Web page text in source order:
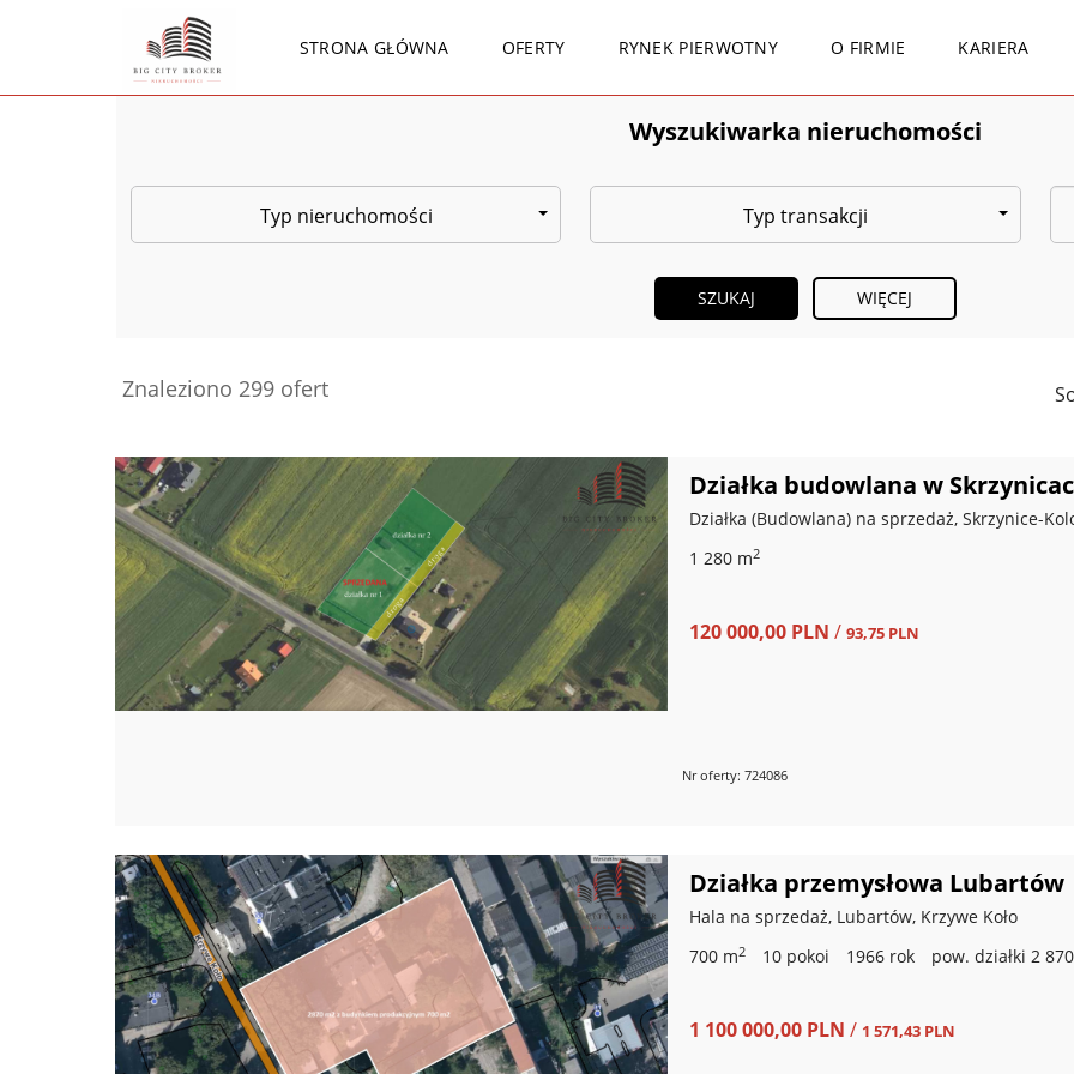
STRONA GŁÓWNA OFERTY RYNEK PIERWOTNY O FIRMIE KARIERA
Wyszukiwarka nieruchomości
Typ nieruchomości Typ transakcji
WIĘCEJ
Znaleziono 299 ofert
Działka budowlana w
Działka (Budowlana) na sprzedaż, Skrzynice-
1 280 m2
120 000,00 PLN / 93,75 PLN
Nr oferty: 724086
Działka przemysłowa Lubartów
Hala na sprzedaż, Lubartów, Krzywe Koło
700 m2 10 pokoi 1966 rok pow. działki 2
1 100 000,00 PLN / 1 571,43 PLN